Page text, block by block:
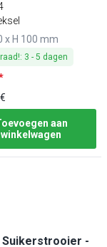
x H 100 mm
: 3 -5 dagen
aan
winkelwagen
Suikerstrooier -